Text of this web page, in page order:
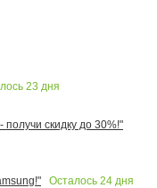
23 дня
получи скидку до 30%!"
Осталось 24 дня